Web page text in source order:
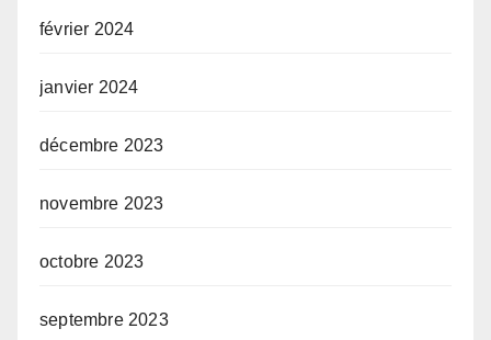
février 2024
janvier 2024
décembre 2023
novembre 2023
octobre 2023
septembre 2023